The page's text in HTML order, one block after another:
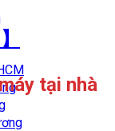
tại nhà